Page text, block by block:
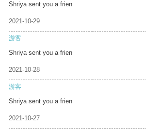
Shriya sent you a frien
2021-10-29
游客
Shriya sent you a frien
2021-10-28
游客
Shriya sent you a frien
2021-10-27